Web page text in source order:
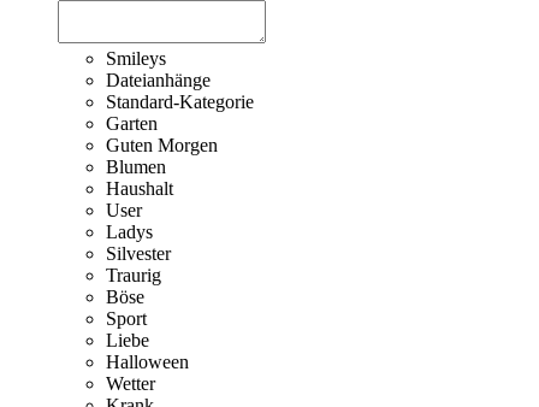
Smileys
Dateianhänge
Standard-Kategorie
Garten
Guten Morgen
Blumen
Haushalt
User
Ladys
Silvester
Traurig
Böse
Sport
Liebe
Halloween
Wetter